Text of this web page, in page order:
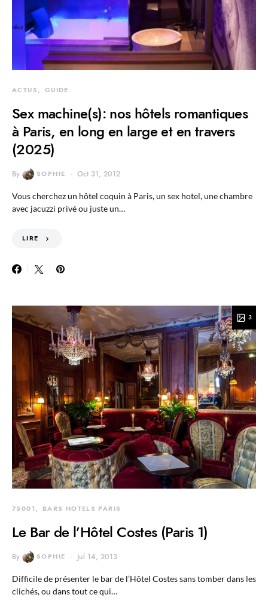
ACTUS GUIDE
Sex machine(s): nos hôtels romantiques
à Paris, en long en large et en travers
(2025)
By SOPHIE Oct 31, 2012
Vous cherchez un hôtel coquin à Paris, un sex hotel, une chambre
avec jacuzzi privé ou juste un…
LIRE
3
75001 BARS HOTELS PARIS
Le Bar de l’Hôtel Costes (Paris 1)
By SOPHIE Jul 14, 2013
Difficile de présenter le bar de l’Hôtel Costes sans tomber dans les
clichés, ou dans tout ce qui…